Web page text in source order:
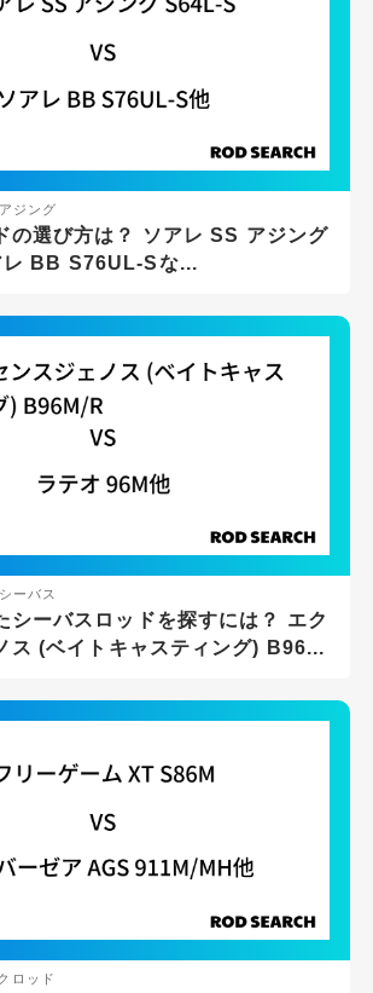
アジング
の選び方は？ ソアレ SS アジング
BB S76UL-Sな...
シーバス
シーバスロッドを探すには？ エク
ス (ベイトキャスティング) B96...
ロッド